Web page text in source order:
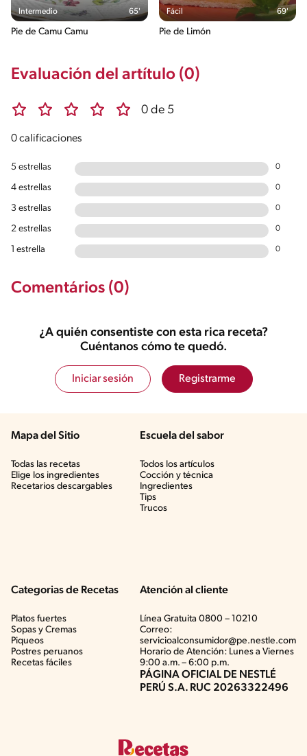
Intermedio 65'
Pie de Camu Camu
Fácil 69'
Pie de Limón
Evaluación del artítulo (0)
0 de 5
0 calificaciones
5 estrellas 0
4 estrellas 0
3 estrellas 0
2 estrellas 0
1 estrella 0
Comentários (0)
¿A quién consentiste con esta rica receta?
Cuéntanos cómo te quedó.
Iniciar sesión Registrarme
Mapa del Sitio
Todas las recetas
Elige los ingredientes
Recetarios descargables
Escuela del sabor
Todos los artículos
Cocción y técnica
Ingredientes
Tips
Trucos
Categorias de Recetas
Platos fuertes
Sopas y Cremas
Piqueos
Postres peruanos
Recetas fáciles
Atención al cliente
Línea Gratuita 0800 – 10210
Correo:
servicioalconsumidor@pe.nestle.com
Horario de Atención: Lunes a Viernes
9:00 a.m. – 6:00 p.m.
PÁGINA OFICIAL DE NESTLÉ
PERÚ S.A. RUC 20263322496